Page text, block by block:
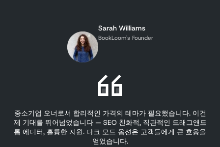
Sarah Williams
BookLoom's Founder
중소기업 오너로서 합리적인 가격의 테마가 필요했습니다. 이건
제 기대를 뛰어넘었습니다 — SEO 친화적, 직관적인 드래그앤드
롭 에디터, 훌륭한 지원. 다크 모드 옵션은 고객들에게 큰 호응을
얻었습니다.